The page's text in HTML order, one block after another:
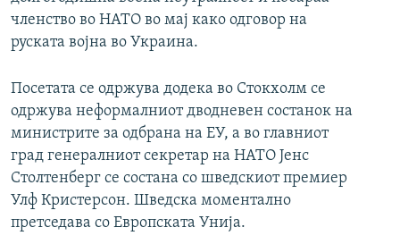
членство во НАТО во мај како одговор на
руската војна во Украина.
Посетата се одржува додека во Стокхолм се
одржува неформалниот дводневен состанок на
министрите за одбрана на ЕУ, а во главниот
град генералниот секретар на НАТО Јенс
Столтенберг се состана со шведскиот премиер
Улф Кристерсон. Шведска моментално
претседава со Европската Унија.